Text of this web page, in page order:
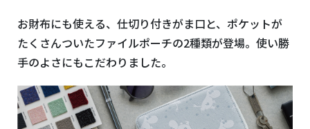
お財布にも使える、仕切り付きがま口と、ポケットが
たくさんついたファイルポーチの2種類が登場。使い勝
手のよさにもこだわりました。